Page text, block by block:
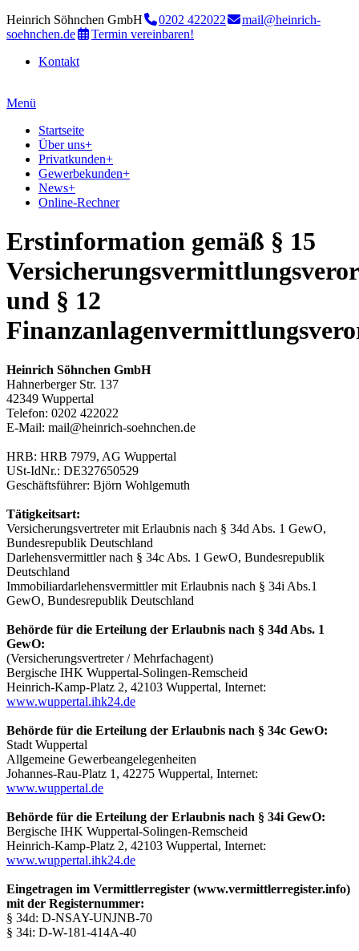
Heinrich Söhnchen GmbH 0202 422022
mail@heinrich-
soehnchen.de
Termin vereinbaren!
Kontakt
Menü
Startseite
Über uns+
Privatkunden+
Gewerbekunden+
News+
Online-Rechner
Erstinformation gemäß § 15
und § 12
Heinrich Söhnchen GmbH
Hahnerberger Str. 137
42349 Wuppertal
Telefon: 0202 422022
E-Mail: mail@heinrich-soehnchen.de
HRB: HRB 7979, AG Wuppertal
USt-IdNr.: DE327650529
Geschäftsführer: Björn Wohlgemuth
Tätigkeitsart:
Versicherungsvertreter mit Erlaubnis nach § 34d Abs. 1 GewO,
Bundesrepublik Deutschland
Darlehensvermittler nach § 34c Abs. 1 GewO, Bundesrepublik
Deutschland
Immobiliardarlehensvermittler mit Erlaubnis nach § 34i Abs.1
GewO, Bundesrepublik Deutschland
Behörde für die Erteilung der Erlaubnis nach § 34d Abs. 1
GewO:
(Versicherungsvertreter / Mehrfachagent)
Bergische IHK Wuppertal-Solingen-Remscheid
Heinrich-Kamp-Platz 2, 42103 Wuppertal, Internet:
www.wuppertal.ihk24.de
Behörde für die Erteilung der Erlaubnis nach § 34c GewO:
Stadt Wuppertal
Allgemeine Gewerbeangelegenheiten
Johannes-Rau-Platz 1, 42275 Wuppertal, Internet:
www.wuppertal.de
Behörde für die Erteilung der Erlaubnis nach § 34i GewO:
Bergische IHK Wuppertal-Solingen-Remscheid
Heinrich-Kamp-Platz 2, 42103 Wuppertal, Internet:
www.wuppertal.ihk24.de
Eingetragen im Vermittlerregister (www.vermittlerregister.info)
mit der Registernummer:
§ 34d: D-NSAY-UNJNB-70
§ 34i: D-W-181-414A-40